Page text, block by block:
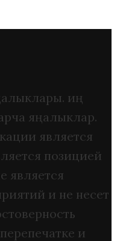
иң
яңалыклар.
является
позицией
является
и не несет
и